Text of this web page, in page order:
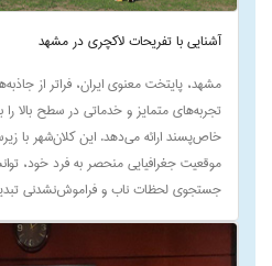
آشنایی با تفریحات لاکچری در مشهد
مشهد، پایتخت معنوی ایران، فراتر از
تجربه‌های متمایز و خدماتی در سطح بالا را
خاص‌پسند ارائه می‌دهد. این کلان‌شهر با
موقعیت جغرافیایی منحصر به فرد خود،
جستجوی لحظات ناب و فراموش‌نشدنی